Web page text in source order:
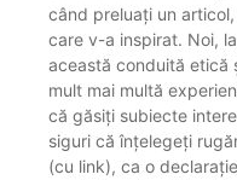
când preluați un
care v-a inspirat. Noi,
această conduită etică
mult mai multă
că găsiți subiecte
siguri că înțelegeți
(cu link), ca o